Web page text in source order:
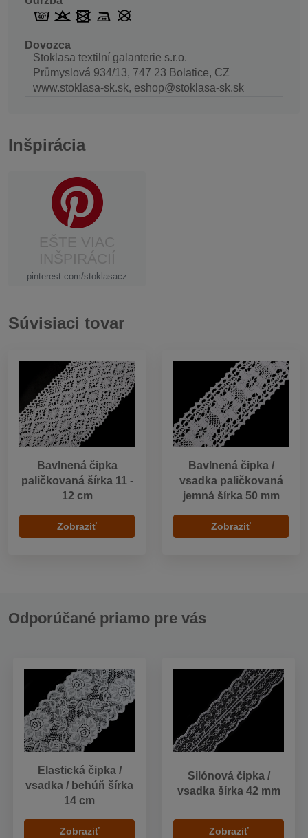
Dovozca
Stoklasa textilní galanterie s.r.o.
Průmyslová 934/13, 747 23 Bolatice, CZ
www.stoklasa-sk.sk, eshop@stoklasa-sk.sk
Inšpirácia
pinterest.com/stoklasacz
Súvisiaci tovar
Bavlnená čipka
paličkovaná šírka 11 -
12 cm
Zobraziť
Bavlnená čipka /
vsadka paličkovaná
jemná šírka 50 mm
Zobraziť
Odporúčané priamo pre vás
Elastická čipka /
vsadka / behúň šírka
14 cm
Zobraziť
Silónová čipka /
vsadka šírka 42 mm
Zobraziť